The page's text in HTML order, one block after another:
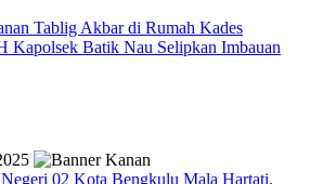
Tablig Akbar di Rumah Kades
Kapolsek Batik Nau Selipkan Imbauan